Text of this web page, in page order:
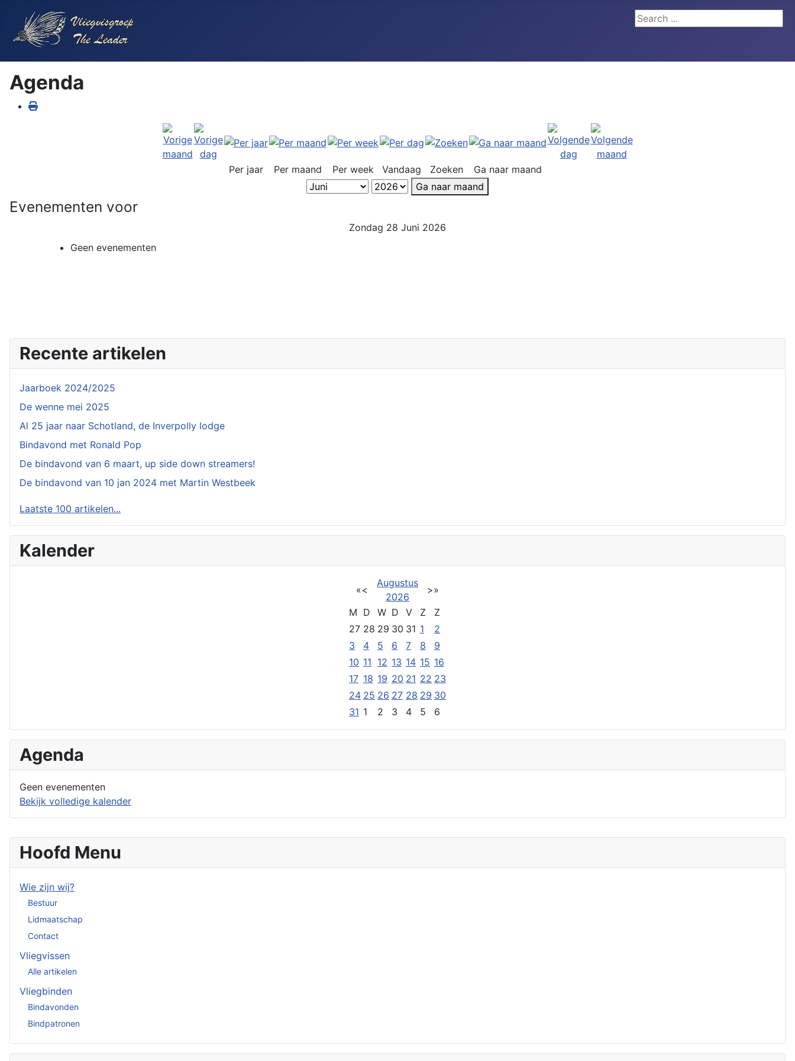
Search ...
Hoofd Menu
Wie zijn wij?
Bestuur
Lidmaatschap
Contact
Vliegvissen
Alle artikelen
Vliegbinden
Bindavonden
Bindpatronen
Agenda
Per jaar Per maand Per week Vandaag Zoeken
Ga naar maand
Ga naar maand
Evenementen voor
Zondag 28 Juni 2026
Geen evenementen
Recente artikelen
Jaarboek 2024/2025
De wenne mei 2025
Al 25 jaar naar Schotland, de Inverpolly lodge
Bindavond met Ronald Pop
De bindavond van 6 maart, up side down streamers!
De bindavond van 10 jan 2024 met Martin Westbeek
Laatste 100 artikelen...
Kalender
«<
Augustus
2026
>»
M D W D V Z
Z
27 28 29 30 31 1
2
3
4 5 6 7 8
9
10 11 12 13 14 15 16
17 18 19 20 21 22 23
24 25 26 27 28 29 30
31 1 2 3 4 5 6
Agenda
Geen evenementen
Bekijk volledige kalender